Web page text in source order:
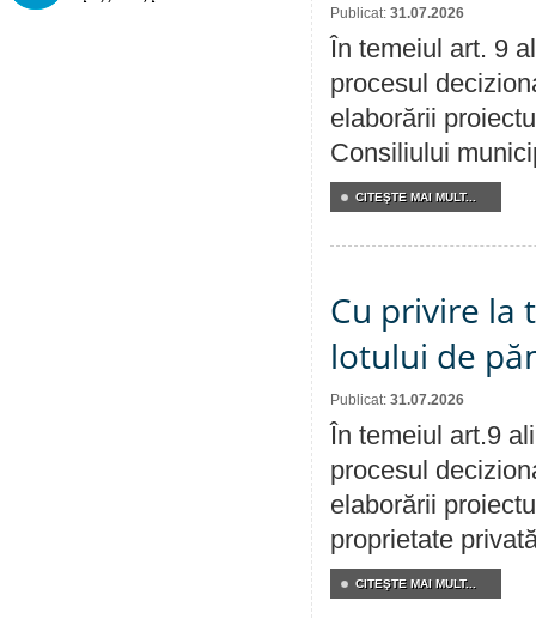
Publicat: 31.07.2026
În temeiul art. 9
procesul
elaborării
Consiliului
CITEŞTE MAI MULT...
Cu privire la
lotului de
Publicat: 31.07.2026
În temeiul art.9
procesul
elaborării
proprietate
CITEŞTE MAI MULT...